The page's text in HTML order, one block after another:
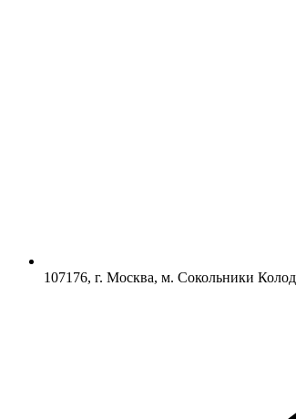
107176, г. Москва, м. Сокольники